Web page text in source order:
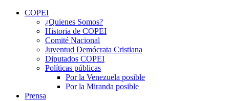
COPEI
¿Quienes Somos?
Historia de COPEI
Comité Nacional
Juventud Demócrata Cristiana
Diputados COPEI
Políticas públicas
Por la Venezuela posible
Por la Miranda posible
Prensa